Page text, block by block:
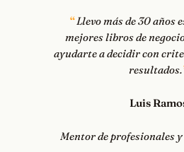
Llevo más de 30 años
mejores libros de
ayudarte a decidir con
resultados.
Luis
Mentor de profesionales